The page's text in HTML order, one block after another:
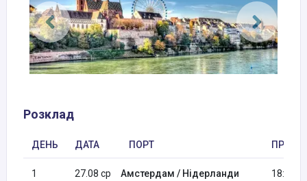
Розклад
ДЕНЬ ДАТА ПОРТ
1 27.08 ср Амстердам / Нідерланди 18:00